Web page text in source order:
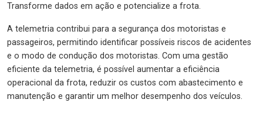
Transforme dados em ação e potencialize a frota.
A telemetria contribui para a segurança dos motoristas e
passageiros, permitindo identificar possíveis riscos de acidentes
e o modo de condução dos motoristas. Com uma gestão
eficiente da telemetria, é possível aumentar a eficiência
operacional da frota, reduzir os custos com abastecimento e
manutenção e garantir um melhor desempenho dos veículos.